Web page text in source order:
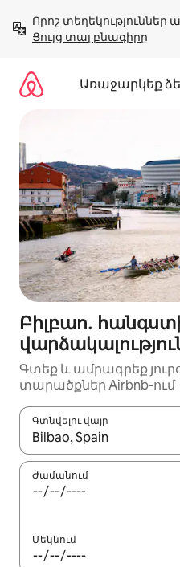
բովանդակությանը
Ցույց տալ բնագիրը
Առաջարկեք
Բիլբաո․
Գտեք և ամրագրեք
տարածքներ Airbnb-ում
Գտնվելու վայր
Երբ արդյունքները
Ժամանում
Մեկնում